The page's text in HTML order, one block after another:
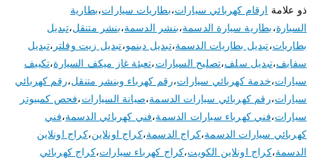
ذو علامة ارقام كهربائي سيارات،بطاريات سيارات،بطارية
السيارة،بطارية سيارة الدسمة،بنشر الدسمة،بنشر متنقل،تبديل
بطاريات،تبديل بطاريات الدسمة،تبديل دينمو،تبديل زيت وفلتر ،تبديل
سفايف،تبديل سلف،تصليح السيارات،تعبئة غاز ميكف السيارة،تكييف
سيارات،خدمة كهربائي سيارات،رقم كهرباء وبنشر متنقل،رقم كهربائي
سيارات،رقم كهربائي سيارات الدسمة،صيانة السيارات،فحص كمبيوتر
سيارات،فني كهرباء سيارات الدسمة،فني كهربائي الدسمة،فني
كهربائي سيارات الدسمة،كراج الدسمة،كراج اونلاين،كراج اونلاين
الدسمة،كراج اونلاين الكويت،كراج كهرباء سيارات،كراج كهربائي